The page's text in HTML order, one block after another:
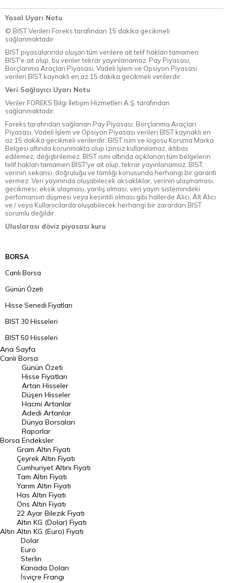
Yasal Uyarı Notu
© BİST Verileri Foreks tarafından 15 dakika gecikmeli
sağlanmaktadır.
BIST piyasalarında oluşan tüm verilere ait telif hakları tamamen
BIST'e ait olup, bu veriler tekrar yayınlanamaz. Pay Piyasası,
Borçlanma Araçları Piyasası, Vadeli İşlem ve Opsiyon Piyasası
verileri BIST kaynaklı en az 15 dakika gecikmeli verilerdir.
Veri Sağlayıcı Uyarı Notu
Veriler FOREKS Bilgi İletişim Hizmetleri A.Ş. tarafından
sağlanmaktadır.
Foreks tarafından sağlanan Pay Piyasası, Borçlanma Araçları
Piyasası, Vadeli İşlem ve Opsiyon Piyasası verileri BIST kaynaklı en
az 15 dakika gecikmeli verilerdir. BIST isim ve logosu Koruma Marka
Belgesi altında korunmakta olup izinsiz kullanılamaz, iktibas
edilemez, değiştirilemez. BIST ismi altında açıklanan tüm belgelerin
telif hakları tamamen BIST'ye ait olup, tekrar yayınlanamaz. BIST,
verinin sekansı, doğruluğu ve tamlığı konusunda herhangi bir garanti
vermez. Veri yayınında oluşabilecek aksaklıklar, verinin ulaşmaması,
gecikmesi, eksik ulaşması, yanlış olması, veri yayın sistemindeki
perfomansın düşmesi veya kesintili olması gibi hallerde Alıcı, Alt Alıcı
ve / veya Kullanıcılarda oluşabilecek herhangi bir zarardan BIST
sorumlu değildir.
Uluslarası döviz piyasası kuru
BORSA
Canlı Borsa
Günün Özeti
Hisse Senedi Fiyatları
BIST 30 Hisseleri
BIST 50 Hisseleri
BIST 100 Hisseleri
En Çok Artan Hisseler
En Çok Düşen Hisseler
Hacmi Artanlar
Geçmiş Kapanışlar
Dünya Borsaları
Raporlar
Endeksler
DÖVİZ
Döviz Kuru
Dolar Kuru
Euro Kuru
Pound Kuru
Frank Kuru
Ana Sayfa
Canlı Borsa
Borsa
Günün Özeti
Hisse Fiyatları
Artan Hisseler
Düşen Hisseler
Hacmi Artanlar
Adedi Artanlar
Dünya Borsaları
Raporlar
Endeksler
Altın
Gram Altın Fiyatı
Çeyrek Altın Fiyatı
Cumhuriyet Altını Fiyatı
Tam Altın Fiyatı
Yarım Altın Fiyatı
Has Altın Fiyatı
Ons Altın Fiyatı
22 Ayar Bilezik Fiyatı
Altın KG (Dolar) Fiyatı
Altın KG (Euro) Fiyatı
Dolar
Euro
Sterlin
Kanada Doları
İsviçre Frangı